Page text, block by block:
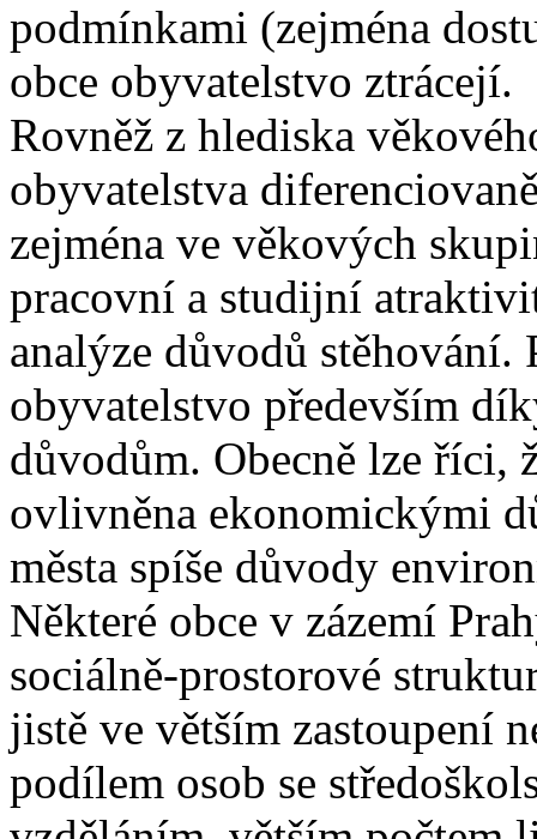
podmínkami (zejména
obce obyvatelstvo ztrácejí.
Rovněž z hlediska
obyvatelstva
zejména ve věkových
pracovní a studijní
analýze důvodů stěhování.
obyvatelstvo především
důvodům. Obecně lze říci,
ovlivněna ekonomickými
města spíše důvody
Některé obce v zázemí
sociálně-prostorové
jistě ve větším zastoupení
podílem osob se